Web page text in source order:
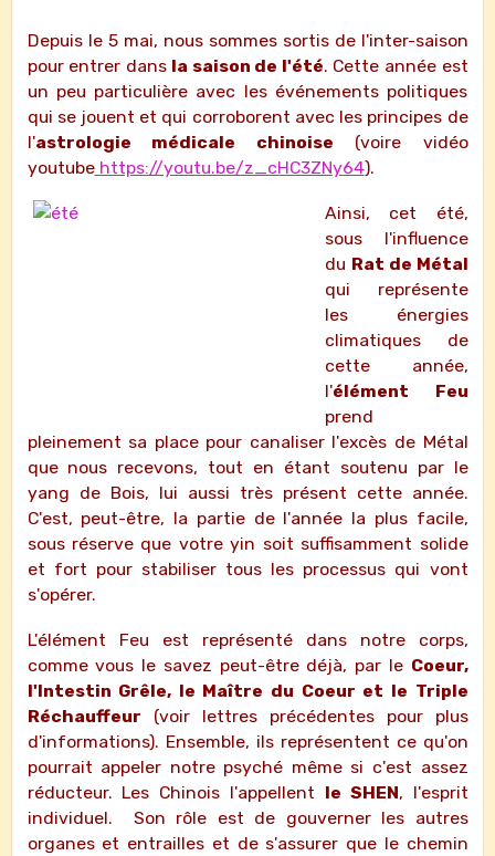
Depuis le 5 mai, nous sommes sortis de l'inter-saison
pour entrer dans la saison de l'été. Cette année est
un peu particulière avec les événements politiques
qui se jouent et qui corroborent avec les principes de
l'astrologie médicale chinoise (voire vidéo
youtubehttps://youtu.be/z_cHC3ZNy64).
Ainsi, cet été,
sous l'influence
du Rat de Métal
qui représente
les énergies
climatiques de
cette année,
l'élément Feu
prend
pleinement sa place pour canaliser l'excès de Métal
que nous recevons, tout en étant soutenu par le
yang de Bois, lui aussi très présent cette année.
C'est, peut-être, la partie de l'année la plus facile,
sous réserve que votre yin soit suffisamment solide
et fort pour stabiliser tous les processus qui vont
s'opérer.
L'élément Feu est représenté dans notre corps,
comme vous le savez peut-être déjà, par le Coeur,
l'Intestin Grêle, le Maître du Coeur et le Triple
Réchauffeur (voir lettres précédentes pour plus
d'informations). Ensemble, ils représentent ce qu'on
pourrait appeler notre psyché même si c'est assez
réducteur. Les Chinois l'appellent le SHEN, l'esprit
individuel. Son rôle est de gouverner les autres
organes et entrailles et de s'assurer que le chemin